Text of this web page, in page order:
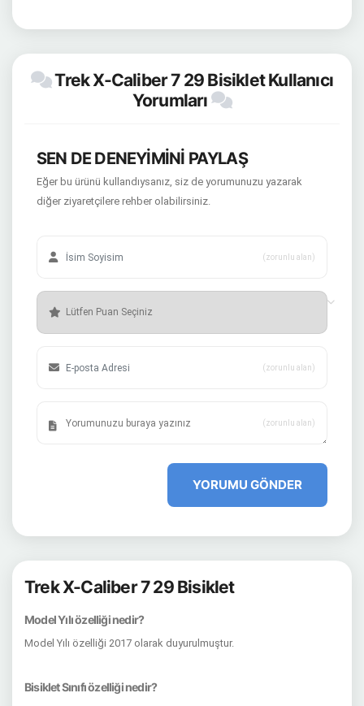
Trek X-Caliber 7 29 Bisiklet Kullanıcı
Yorumları
SEN DE DENEYİMİNİ PAYLAŞ
Eğer bu ürünü kullandıysanız, siz de yorumunuzu yazarak
diğer ziyaretçilere rehber olabilirsiniz.
(zorunlu alan)
(zorunlu alan)
(zorunlu alan)
YORUMU GÖNDER
Trek X-Caliber 7 29 Bisiklet
Model Yılı özelliği nedir?
Model Yılı özelliği 2017 olarak duyurulmuştur.
Bisiklet Sınıfı özelliği nedir?